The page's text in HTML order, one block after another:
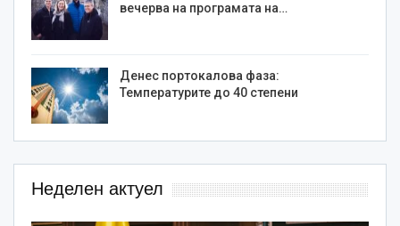
вечерва на програмата на…
Денес портокалова фаза:
Температурите до 40 степени
Неделен актуел